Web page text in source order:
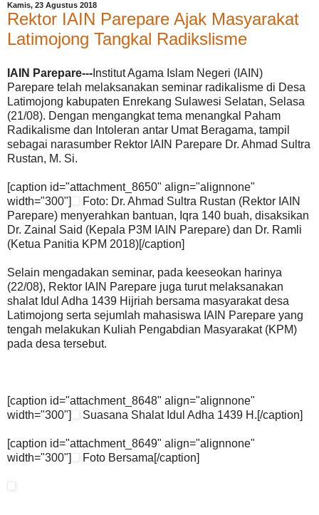
Kamis, 23 Agustus 2018
Rektor IAIN Parepare Ajak Masyarakat
Latimojong Tangkal Radikslisme
IAIN Parepare--- Institut Agama Islam Negeri (IAIN)
Parepare telah melaksanakan seminar radikalisme di Desa
Latimojong kabupaten Enrekang Sulawesi Selatan, Selasa
(21/08). Dengan mengangkat tema menangkal Paham
Radikalisme dan Intoleran antar Umat Beragama, tampil
sebagai narasumber Rektor IAIN Parepare Dr. Ahmad Sultra
Rustan, M. Si.
[caption id="attachment_8650" align="alignnone"
width="300"]
Foto: Dr. Ahmad Sultra Rustan (Rektor IAIN
Parepare) menyerahkan bantuan, Iqra 140 buah, disaksikan
Dr. Zainal Said (Kepala P3M IAIN Parepare) dan Dr. Ramli
(Ketua Panitia KPM 2018)[/caption]
Selain mengadakan seminar, pada keeseokan harinya
(22/08), Rektor IAIN Parepare juga turut melaksanakan
shalat Idul Adha 1439 Hijriah bersama masyarakat desa
Latimojong serta sejumlah mahasiswa IAIN Parepare yang
tengah melakukan Kuliah Pengabdian Masyarakat (KPM)
pada desa tersebut.
[caption id="attachment_8648" align="alignnone"
width="300"]
Suasana Shalat Idul Adha 1439 H.[/caption]
[caption id="attachment_8649" align="alignnone"
width="300"]
Foto Bersama[/caption]